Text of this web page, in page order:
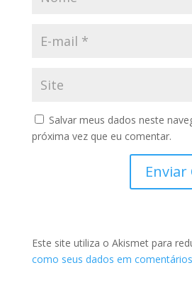
Salvar meus dados neste
próxima vez que eu comentar.
Este site utiliza o Akismet para
como seus dados em